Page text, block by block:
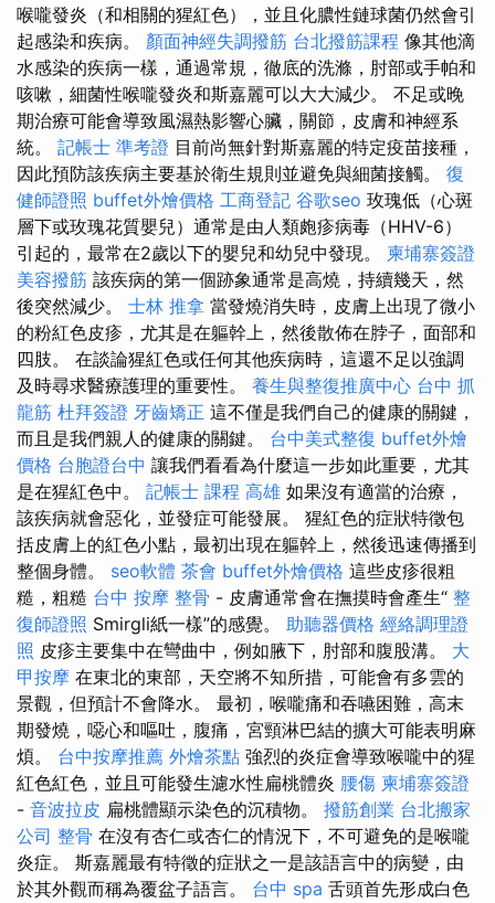
喉嚨發炎（和相關的猩紅色），並且化膿性鏈球菌仍然會引
起感染和疾病。 顏面神經失調撥筋 台北撥筋課程 像其他滴
水感染的疾病一樣，通過常規，徹底的洗滌，肘部或手帕和
咳嗽，細菌性喉嚨發炎和斯嘉麗可以大大減少。 不足或晚
期治療可能會導致風濕熱影響心臟，關節，皮膚和神經系
統。 記帳士 準考證 目前尚無針對斯嘉麗的特定疫苗接種，
因此預防該疾病主要基於衛生規則並避免與細菌接觸。 復
健師證照 buffet外燴價格 工商登記 谷歌seo 玫瑰低（心斑
層下或玫瑰花質嬰兒）通常是由人類皰疹病毒（HHV-6）
引起的，最常在2歲以下的嬰兒和幼兒中發現。 柬埔寨簽證
美容撥筋 該疾病的第一個跡象通常是高燒，持續幾天，然
後突然減少。 士林 推拿 當發燒消失時，皮膚上出現了微小
的粉紅色皮疹，尤其是在軀幹上，然後散佈在脖子，面部和
四肢。 在談論猩紅色或任何其他疾病時，這還不足以強調
及時尋求醫療護理的重要性。 養生與整復推廣中心 台中 抓
龍筋 杜拜簽證 牙齒矯正 這不僅是我們自己的健康的關鍵，
而且是我們親人的健康的關鍵。 台中美式整復 buffet外燴
價格 台胞證台中 讓我們看看為什麼這一步如此重要，尤其
是在猩紅色中。 記帳士 課程 高雄 如果沒有適當的治療，
該疾病就會惡化，並發症可能發展。 猩紅色的症狀特徵包
括皮膚上的紅色小點，最初出現在軀幹上，然後迅速傳播到
整個身體。 seo軟體 茶會 buffet外燴價格 這些皮疹很粗
糙，粗糙 台中 按摩 整骨 - 皮膚通常會在撫摸時會產生“ 整
復師證照 Smirgli紙一樣”的感覺。 助聽器價格 經絡調理證
照 皮疹主要集中在彎曲中，例如腋下，肘部和腹股溝。 大
甲按摩 在東北的東部，天空將不知所措，可能會有多雲的
景觀，但預計不會降水。 最初，喉嚨痛和吞嚥困難，高末
期發燒，噁心和嘔吐，腹痛，宮頸淋巴結的擴大可能表明麻
煩。 台中按摩推薦 外燴茶點 強烈的炎症會導致喉嚨中的猩
紅色紅色，並且可能發生濾水性扁桃體炎 腰傷 柬埔寨簽證
- 音波拉皮 扁桃體顯示染色的沉積物。 撥筋創業 台北搬家
公司 整骨 在沒有杏仁或杏仁的情況下，不可避免的是喉嚨
炎症。 斯嘉麗最有特徵的症狀之一是該語言中的病變，由
於其外觀而稱為覆盆子語言。 台中 spa 舌頭首先形成白色